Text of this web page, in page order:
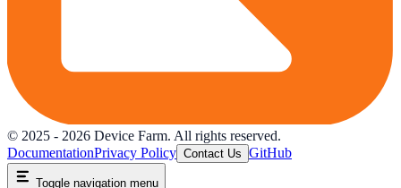
© 2025 - 2026 Device Farm. All rights reserved.
DocumentationPrivacy Policy Contact Us GitHub
Toggle navigation menu